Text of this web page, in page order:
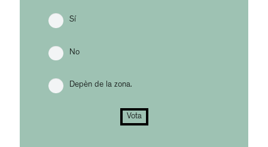
Sí
No
Depèn de la zona.
Vota